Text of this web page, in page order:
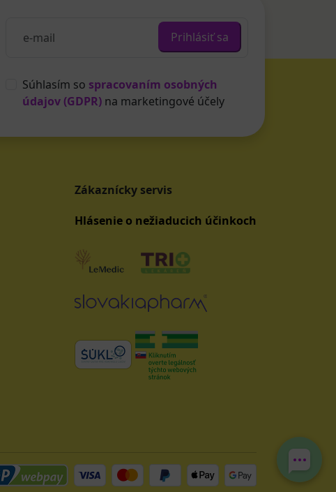
Prihlásiť sa
Súhlasím so spracovaním osobných
údajov (GDPR) na marketingové účely
Zákaznícky servis
Hlásenie o nežiaducich účinkoch